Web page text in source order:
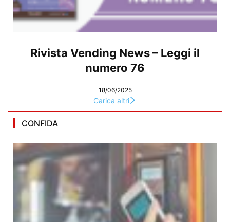
Rivista Vending News – Leggi il
numero 76
18/06/2025
Carica altri
CONFIDA